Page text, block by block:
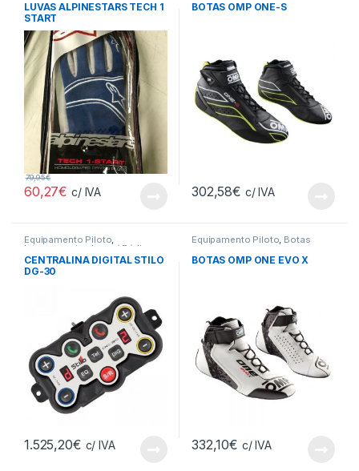
LUVAS ALPINESTARS TECH 1
START
60,27€
79,95€
c/ IVA
BOTAS OMP ONE-S
302,58€ c/ IVA
Equipamento Piloto,
Intercomunicadores / Rádios
CENTRALINA DIGITAL STILO
DG-30
1.525,20€ c/ IVA
Equipamento Piloto, Botas
BOTAS OMP ONE EVO X
332,10€ c/ IVA